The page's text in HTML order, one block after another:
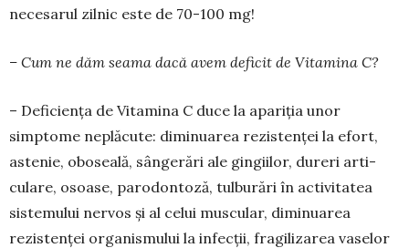
ne­cesarul zil­nic este de 70-100 mg!
– Cum ne dăm seama dacă avem deficit de Vitamina C?
– Deficiența de Vitamina C duce la apariția unor
simptome neplăcute: diminuarea rezistenței la efort,
astenie, oboseală, sân­gerări ale gingiilor, dureri arti­
culare, osoase, parodontoză, tul­burări în activitatea
sistemului nervos și al celui muscular, dimi­nuarea
rezistenței organismului la infecții, fragilizarea vaselor